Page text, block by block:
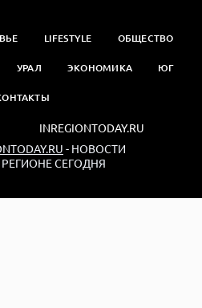
LIFESTYLE ОБЩЕСТВО
УРАЛ ЭКОНОМИКА ЮГ
- НОВОСТИ
СЕГОДНЯ